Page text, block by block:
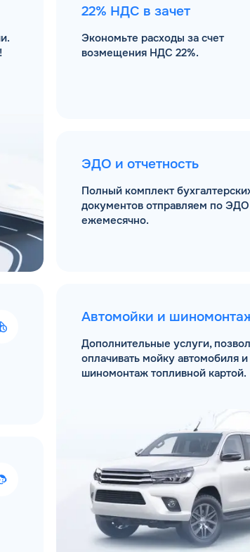
22% НДС в зачет
Экономьте расходы за счет
возмещения НДС 22%.
ЭДО и отчетность
Полный комплект
документов отправляем по ЭДО
ежемесячно.
Автомойки и
Дополнительные услуги,
оплачивать мойку автомобиля и
шиномонтаж топливной картой.